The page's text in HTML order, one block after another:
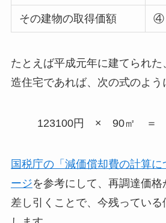
その建物の取得価額 ④
たとえば平成元年に建てられ
造住宅であれば、次の式のよう
123100円 × 90㎡ ＝
国税庁の「減価償却費の計算
ージを参考にして、再調達価
差し引くことで、今残っている